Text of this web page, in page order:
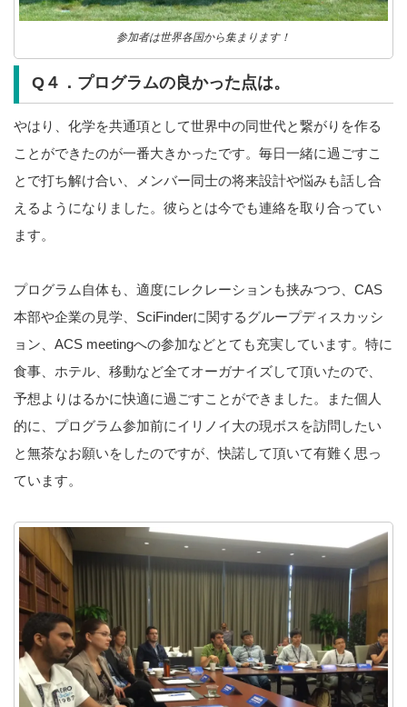
参加者は世界各国から集まります！
Q４．プログラムの良かった点は。
やはり、化学を共通項として世界中の同世代と繋がりを作る
ことができたのが一番大きかったです。毎日一緒に過ごすこ
とで打ち解け合い、メンバー同士の将来設計や悩みも話し合
えるようになりました。彼らとは今でも連絡を取り合ってい
ます。
プログラム自体も、適度にレクレーションも挟みつつ、CAS
本部や企業の見学、SciFinderに関するグループディスカッシ
ョン、ACS meetingへの参加などとても充実しています。特に
食事、ホテル、移動など全てオーガナイズして頂いたので、
予想よりはるかに快適に過ごすことができました。また個人
的に、プログラム参加前にイリノイ大の現ボスを訪問したい
と無茶なお願いをしたのですが、快諾して頂いて有難く思っ
ています。